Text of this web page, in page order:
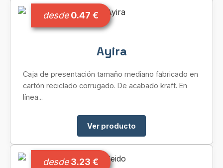
desde0.47 €
Ayira
Caja de presentación tamaño mediano fabricado en
cartón reciclado corrugado. De acabado kraft. En
línea...
Ver producto
desde3.23 €